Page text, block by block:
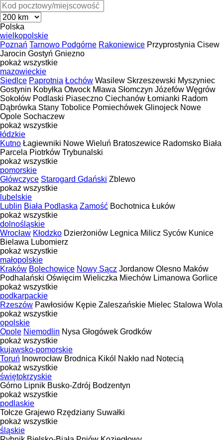
Polska
wielkopolskie
Poznań Tarnowo Podgórne Rakoniewice Przyprostynia Cisew
Jarocin Gostyń Gniezno
pokaż wszystkie
mazowieckie
Siedlce Paprotnia Łochów Wasilew Skrzeszewski Myszyniec
Gostynin Kobyłka Otwock Mława Słomczyn Józefów Węgrów
Sokołów Podlaski Piaseczno Ciechanów Łomianki Radom
Dąbrówka Stany Tobolice Pomiechówek Glinojeck Nowe
Opole Sochaczew
pokaż wszystkie
łódzkie
Kutno Łagiewniki Nowe Wieluń Bratoszewice Radomsko Biała
Parcela Piotrków Trybunalski
pokaż wszystkie
pomorskie
Główczyce Starogard Gdański Zblewo
pokaż wszystkie
lubelskie
Lublin Biała Podlaska Zamość Bochotnica Łuków
pokaż wszystkie
dolnośląskie
Wrocław Kłodzko Dzierżoniów Legnica Milicz Syców Kunice
Bielawa Lubomierz
pokaż wszystkie
małopolskie
Kraków Bolechowice Nowy Sącz Jordanow Olesno Maków
Podhalański Oświęcim Wieliczka Miechów Limanowa Gorlice
pokaż wszystkie
podkarpackie
Rzeszów Pawłosiów Kępie Zaleszańskie Mielec Stalowa Wola
pokaż wszystkie
opolskie
Opole Niemodlin Nysa Głogówek Grodków
pokaż wszystkie
kujawsko-pomorskie
Toruń Inowrocław Brodnica Kikól Nakło nad Notecią
pokaż wszystkie
świętokrzyskie
Górno Lipnik Busko-Zdrój Bodzentyn
pokaż wszystkie
podlaskie
Tołcze Grajewo Rzędziany Suwałki
pokaż wszystkie
śląskie